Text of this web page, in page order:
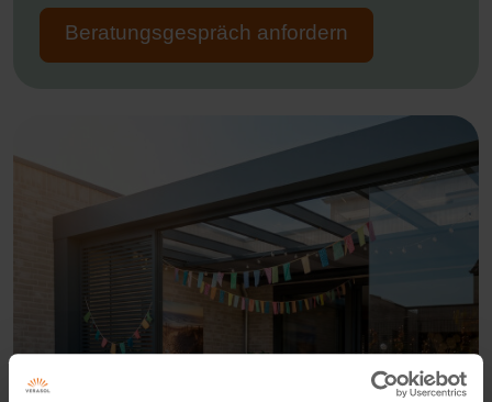
Beratungsgespräch anfordern